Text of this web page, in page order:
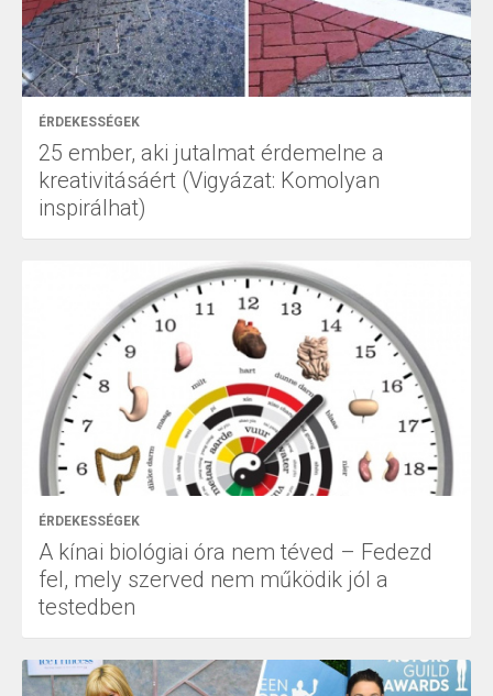
ÉRDEKESSÉGEK
25 ember, aki jutalmat érdemelne a
kreativitásáért (Vigyázat: Komolyan
inspirálhat)
ÉRDEKESSÉGEK
A kínai biológiai óra nem téved – Fedezd
fel, mely szerved nem működik jól a
testedben